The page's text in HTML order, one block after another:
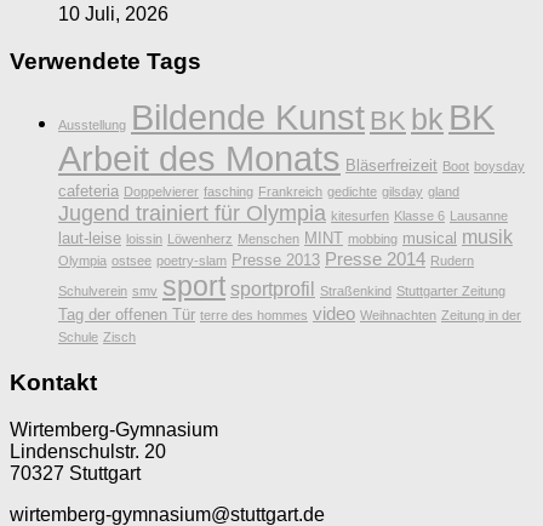
10 Juli, 2026
Verwendete Tags
Ausstellung Bildende Kunst BK bk BK
Arbeit des Monats Bläserfreizeit Boot boysday
cafeteria Doppelvierer fasching Frankreich gedichte gilsday gland
Jugend trainiert für Olympia kitesurfen Klasse 6 Lausanne
laut-leise loissin Löwenherz Menschen MINT mobbing musical musik
Olympia ostsee poetry-slam Presse 2013 Presse 2014 Rudern
Schulverein smv sport sportprofil Straßenkind Stuttgarter Zeitung
Tag der offenen Tür terre des hommes video Weihnachten Zeitung in der
Schule Zisch
Kontakt
Wirtemberg-Gymnasium
Lindenschulstr. 20
70327 Stuttgart
wirtemberg-gymnasium@stuttgart.de